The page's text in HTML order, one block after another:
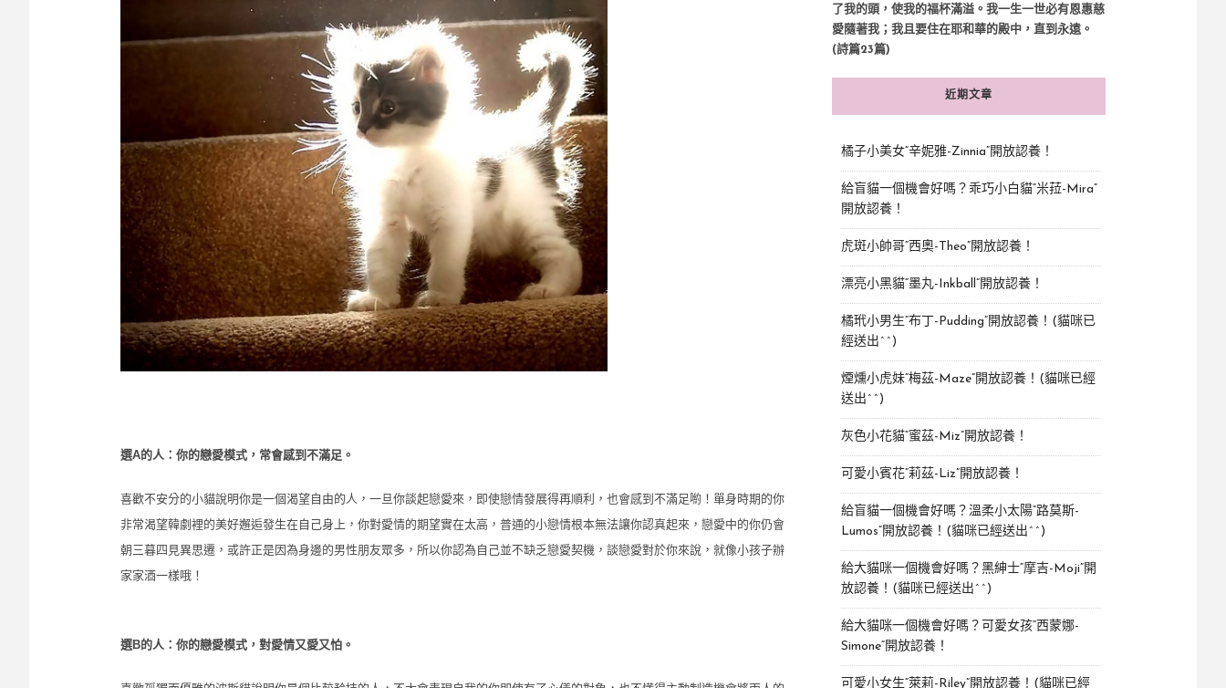
選A的人：你的戀愛模式，常會感到不滿足。
喜歡不安分的小貓說明你是一個渴望自由的人，一旦你談起戀愛來，即使戀情發展得再順利，也會感到不滿足喲！單身時期的你
非常渴望韓劇裡的美好邂逅發生在自己身上，你對愛情的期望實在太高，普通的小戀情根本無法讓你認真起來，戀愛中的你仍會
朝三暮四見異思遷，或許正是因為身邊的男性朋友眾多，所以你認為自己並不缺乏戀愛契機，談戀愛對於你來說，就像小孩子辦
家家酒一樣哦！
選B的人：你的戀愛模式，對愛情又愛又怕。
了我的頭，使我的福杯滿溢。我一生一世必有恩惠慈
愛隨著我；我且要住在耶和華的殿中，直到永遠。
(詩篇23篇)
近期文章
橘子小美女“辛妮雅-Zinnia”開放認養！
給盲貓一個機會好嗎？乖巧小白貓“米菈-Mira”
開放認養！
虎斑小帥哥“西奧-Theo”開放認養！
漂亮小黑貓“墨丸-Inkball”開放認養！
橘玳小男生“布丁-Pudding”開放認養！(貓咪已
經送出^^)
煙燻小虎妹“梅茲-Maze”開放認養！(貓咪已經
送出^^)
灰色小花貓“蜜茲-Miz”開放認養！
可愛小賓花“莉茲-Liz”開放認養！
給盲貓一個機會好嗎？溫柔小太陽“路莫斯-
Lumos”開放認養！(貓咪已經送出^^)
給大貓咪一個機會好嗎？黑紳士“摩吉-Moji”開
放認養！(貓咪已經送出^^)
給大貓咪一個機會好嗎？可愛女孩“西蒙娜-
Simone“開放認養！
可愛小女生“萊莉-Riley”開放認養！(貓咪已經